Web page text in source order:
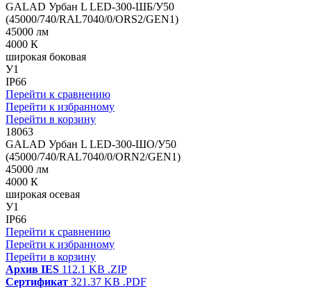
GALAD Урбан L LED-300-ШБ/У50
(45000/740/RAL7040/0/ORS2/GEN1)
45000 лм
4000 К
широкая боковая
У1
IP66
Перейти к сравнению
Перейти к избранному
Перейти в корзину
18063
GALAD Урбан L LED-300-ШО/У50
(45000/740/RAL7040/0/ORN2/GEN1)
45000 лм
4000 К
широкая осевая
У1
IP66
Перейти к сравнению
Перейти к избранному
Перейти в корзину
Архив IES 112.1 KB .ZIP
Сертификат 321.37 KB .PDF